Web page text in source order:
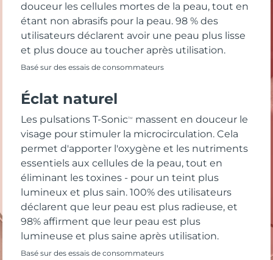
douceur les cellules mortes de la peau, tout en
étant non abrasifs pour la peau. 98 % des
utilisateurs déclarent avoir une peau plus lisse
et plus douce au toucher après utilisation.
Basé sur des essais de consommateurs
Éclat naturel
Les pulsations T-SonicTM
massent en douceur le
visage pour stimuler la microcirculation. Cela
permet d'apporter l'oxygène et les nutriments
essentiels aux cellules de la peau, tout en
éliminant les toxines - pour un teint plus
lumineux et plus sain. 100% des utilisateurs
déclarent que leur peau est plus radieuse, et
98% affirment que leur peau est plus
lumineuse et plus saine après utilisation.
Basé sur des essais de consommateurs